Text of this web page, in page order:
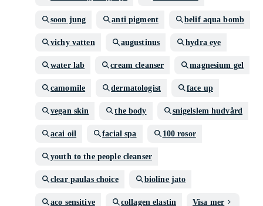
soon jung anti pigment belif aqua bomb
vichy vatten augustinus hydra eye
water lab cream cleanser magnesium gel
camomile dermatologist face up
vegan skin the body snigelslem hudvård
acai oil facial spa 100 rosor
youth to the people cleanser
clear paulas choice bioline jato
aco sensitive collagen elastin Visa mer